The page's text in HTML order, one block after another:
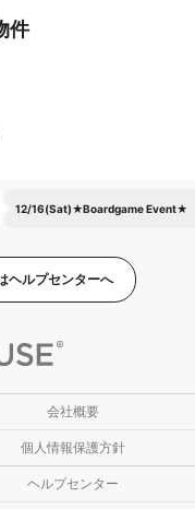
件
12/16(Sat)★Boardgame Event★
ヘルプセンターへ
会社概要
個人情報保護方針
ヘルプセンター